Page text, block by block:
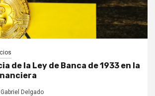
de la Ley de Banca de 1933 en la
Gabriel Delgado